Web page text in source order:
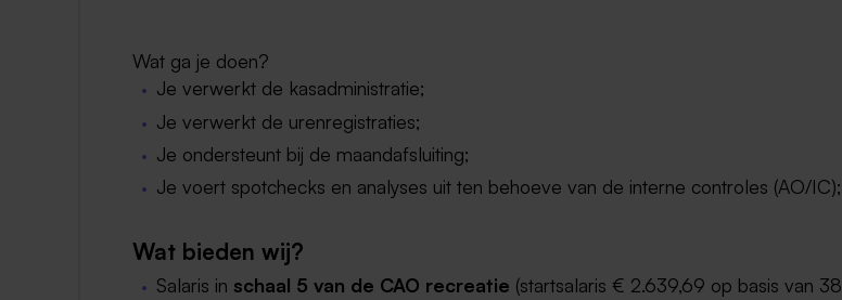
Wat ga je doen?
Je verwerkt de kasadministratie;
Je verwerkt de urenregistraties;
Je ondersteunt bij de maandafsluiting;
Je voert spotchecks en analyses uit ten behoeve van de interne controles (AO/IC);
Wat bieden wij?
Salaris in schaal 5 van de CAO recreatie (startsalaris € 2.639,69 op basis van 38